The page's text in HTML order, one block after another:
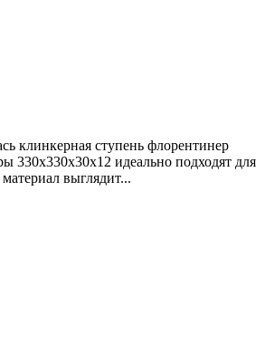
клинкерная ступень флорентинер
330х330х30х12 идеально подходят для
выглядит...